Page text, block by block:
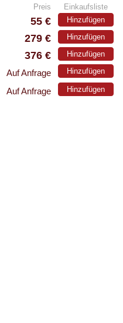
Preis Einkaufsliste
55 € Hinzufügen
279 € Hinzufügen
376 € Hinzufügen
Auf Anfrage Hinzufügen
Auf Anfrage Hinzufügen